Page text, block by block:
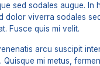
sed sodales augue. In
dolor viverra sodales
Fusce quis mi velit.
arcu suscipit
mi metus,